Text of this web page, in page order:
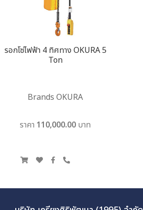
รอกโซ่ไฟฟ้า 4 ทิศทาง OKURA 5
Ton
Brands OKURA
ราคา 110,000.00 บาท